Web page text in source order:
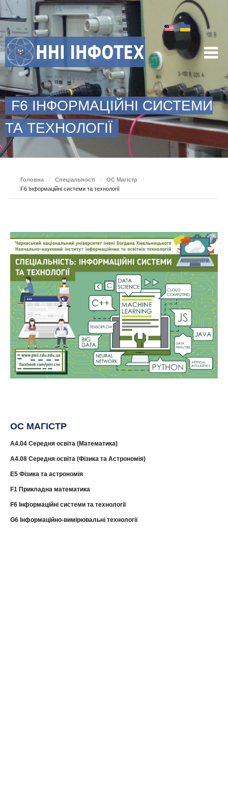
F6 ІНФОРМАЦІЙНІ СИСТЕМИ
ТА ТЕХНОЛОГІЇ
Головна / Спеціальності / ОС Магістр
/
F6 Інформаційні системи та технології
ОС МАГІСТР
A4.04 Середня освіта (Математика)
A4.08 Середня освіта (Фізика та Астрономія)
E5 Фізика та астрономія
F1 Прикладна математика
F6 Інформаційні системи та технології
G6 Інформаційно-вимірювальні технології